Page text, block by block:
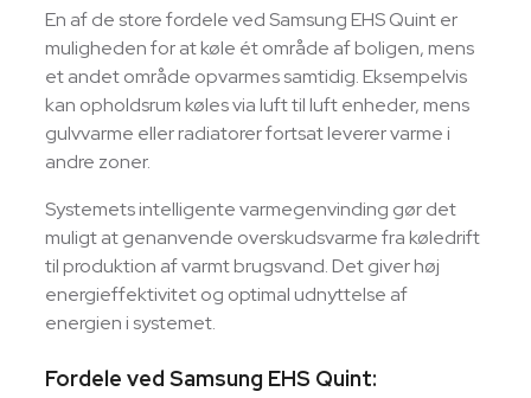
En af de store fordele ved Samsung EHS Quint er
muligheden for at køle ét område af boligen, mens
et andet område opvarmes samtidig. Eksempelvis
kan opholdsrum køles via luft til luft enheder, mens
gulvvarme eller radiatorer fortsat leverer varme i
andre zoner.
Systemets intelligente varmegenvinding gør det
muligt at genanvende overskudsvarme fra køledrift
til produktion af varmt brugsvand. Det giver høj
energieffektivitet og optimal udnyttelse af
energien i systemet.
Fordele ved Samsung EHS Quint: